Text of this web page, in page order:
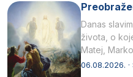
Danas
života, o
Matej,
drugoj…
06.08.2026. ·